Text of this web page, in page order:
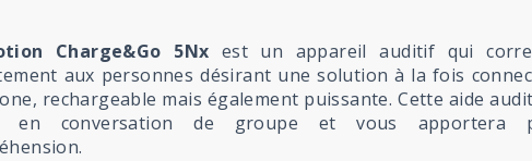
Charge&Go 5Nx est un appareil auditif qui
aux personnes désirant une solution à la fois
rechargeable mais également puissante. Cette aide
en conversation de groupe et vous apportera